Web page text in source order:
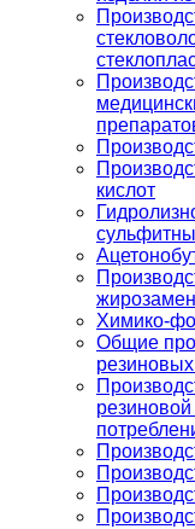
кислот
Химико-
Общие